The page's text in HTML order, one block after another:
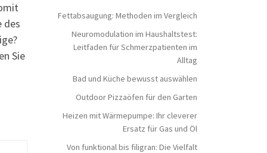
des
Sie
Fettabsaugung: Methoden im Vergleich
Neuromodulation im Haushaltstest:
Leitfaden für Schmerzpatienten im
Alltag
Bad und Küche bewusst auswählen
Outdoor Pizzaöfen für den Garten
Heizen mit Wärmepumpe: Ihr cleverer
Ersatz für Gas und Öl
Von funktional bis filigran: Die Vielfalt